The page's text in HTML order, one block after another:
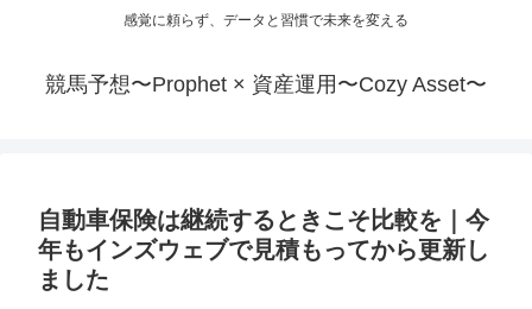
感覚に頼らず、データと習慣で未来を変える
競馬予想〜Prophet × 資産運用〜Cozy Asset〜
自動車保険は継続するときこそ比較を｜今
年もインズウェブで見積もってから更新し
ました